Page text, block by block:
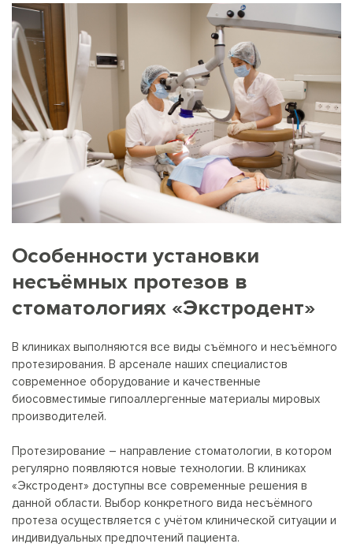
Особенности установки
несъёмных протезов в
стоматологиях «Экстродент»
В клиниках выполняются все виды съёмного и несъёмного
протезирования. В арсенале наших специалистов
современное оборудование и качественные
биосовместимые гипоаллергенные материалы мировых
производителей.
Протезирование – направление стоматологии, в котором
регулярно появляются новые технологии. В клиниках
«Экстродент» доступны все современные решения в
данной области. Выбор конкретного вида несъёмного
протеза осуществляется с учётом клинической ситуации и
индивидуальных предпочтений пациента.